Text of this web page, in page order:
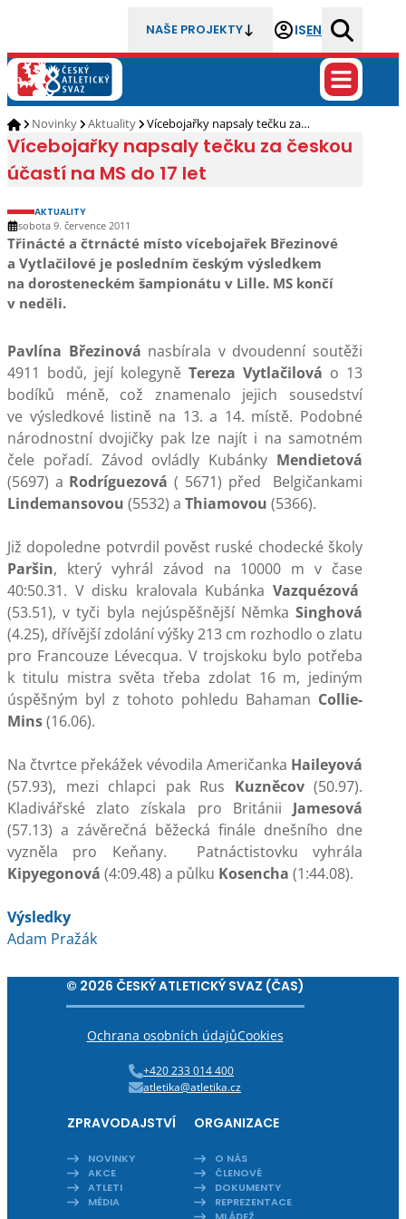
NAŠE PROJEKTY ISEN
Novinky Aktuality Vícebojařky napsaly tečku za…
Vícebojařky napsaly tečku za českou
účastí na MS do 17 let
AKTUALITY
sobota 9. července 2011
Třinácté a čtrnácté místo vícebojařek Březinové
a Vytlačilové je posledním českým výsledkem
na dorosteneckém šampionátu v Lille. MS končí
v neděli.
Pavlína Březinová nasbírala v dvoudenní soutěži
4911 bodů, její kolegyně Tereza Vytlačilová o 13
bodíků méně, což znamenalo jejich sousedství
ve výsledkové listině na 13. a 14. místě. Podobné
národnostní dvojičky pak lze najít i na samotném
čele pořadí. Závod ovládly Kubánky Mendietová
(5697) a Rodríguezová ( 5671) před Belgičankami
Lindemansovou (5532) a Thiamovou (5366).
Již dopoledne potvrdil pověst ruské chodecké školy
Paršin, který vyhrál závod na 10000 m v čase
40:50.31. V disku kralovala Kubánka Vazquézová
(53.51), v tyči byla nejúspěšnější Němka Singhová
(4.25), dřívější zdolání výšky 213 cm rozhodlo o zlatu
pro Francouze Lévecqua. V trojskoku bylo potřeba
k titulu mistra světa třeba zdolat 16 m, jediným
úspěšným byl z tohoto pohledu Bahaman Collie-
Mins(16.06).
Na čtvrtce překážek vévodila Američanka Haileyová
(57.93), mezi chlapci pak Rus Kuzněcov(50.97).
Kladivářské zlato získala pro Británii Jamesová
(57.13) a závěrečná běžecká finále dnešního dne
vyzněla pro Keňany. Patnáctistovku vyhrála
Kipyegonová (4:09.48) a půlku Kosencha (1:44.08).
Výsledky
Adam Pražák
© 2026 ČESKÝ ATLETICKÝ SVAZ (ČAS)
Ochrana osobních údajůCookies
+420 233 014 400
atletika@atletika.cz
ZPRAVODAJSTVÍ
NOVINKY
AKCE
ATLETI
MÉDIA
ORGANIZACE
O NÁS
ČLENOVÉ
DOKUMENTY
REPREZENTACE